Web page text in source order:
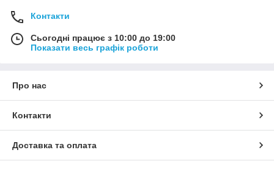
Контакти
Сьогодні працює з 10:00 до 19:00
Показати весь графік роботи
Про нас
Контакти
Доставка та оплата